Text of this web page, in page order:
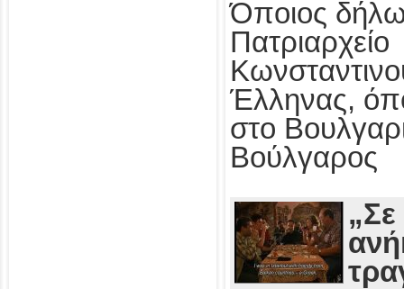
Όποιος
Πατριαρχείο
Έλληνας,
στο
Βούλγαρος